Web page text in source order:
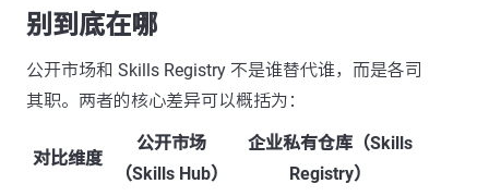
别到底在哪
公开市场和 Skills Registry 不是谁替代谁，而是各司
其职。两者的核心差异可以概括为：
对比维度
公开市场
（Skills Hub）
企业私有仓库（Skills
Registry）